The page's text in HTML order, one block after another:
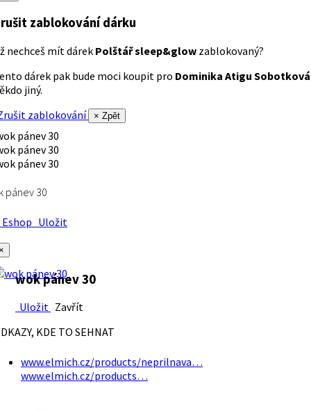
zablokování dárku
nechceš mít dárek Polštář sleep&glow zablokovaný?
dárek pak bude moci koupit pro Dominika Atigu Sobotková
jiný.
zablokování
× Zpět
pánev 30
Uložit
wok pánev 30
Uložit Zavřít
KDE TO SEHNAT
www.elmich.cz/products/neprilnava…
www.elmich.cz/products…